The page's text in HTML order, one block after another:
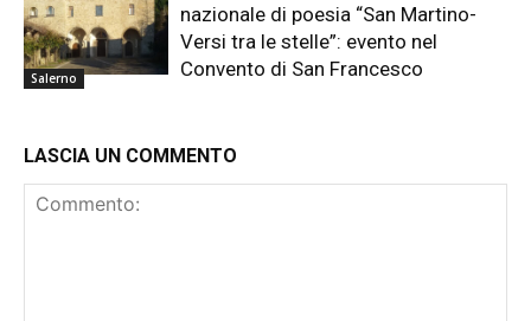
Salerno
nazionale di poesia “San Martino-
Versi tra le stelle”: evento nel
Convento di San Francesco
LASCIA UN COMMENTO